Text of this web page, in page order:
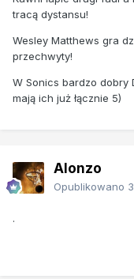
tracą dystansu!
Wesley Matthews gra
przechwyty!
W Sonics bardzo dobry
mają ich już łącznie 5)
Alonzo
Opublikowano
.